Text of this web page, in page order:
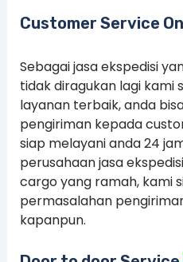
Customer Service
Sebagai jasa ekspedisi
tidak diragukan lagi kami
layanan terbaik, anda
pengiriman kepada
siap melayani anda 24
perusahaan jasa
cargo yang ramah, kami
permasalahan
kapanpun.